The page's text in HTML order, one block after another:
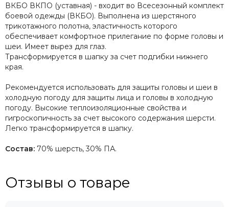
ВКБО ВКПО (уставная) - входит во Всесезонный комплект
боевой одежды (ВКБО). Выполнена из шерстяного
трикотажного полотна, эластичность которого
обеспечивает комфортное прилегание по форме головы и
шеи. Имеет вырез для глаз.
Трансформируется в шапку за счет подгибки нижнего
края.
Рекомендуется использовать для защиты головы и шеи в
холодную погоду для защиты лица и головы в холодную
погоду. Высокие теплоизоляционные свойства и
гигроскопичность за счет высокого содержания шерсти.
Легко трансформируется в шапку.
Состав: 70% шерсть, 30% ПА.
Отзывы о товаре